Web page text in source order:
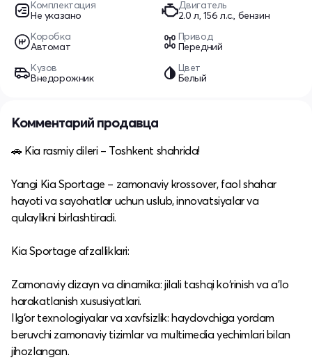
Комплектация
Не указано
Двигатель
2.0 л, 156 л.с., бензин
Коробка
Автомат
Привод
Передний
Кузов
Внедорожник
Цвет
Белый
Комментарий продавца
🚗 Kia rasmiy dileri – Toshkent shahrida!
Yangi Kia Sportage – zamonaviy krossover, faol shahar
hayoti va sayohatlar uchun uslub, innovatsiyalar va
qulaylikni birlashtiradi.​
Kia Sportage afzalliklari:
Zamonaviy dizayn va dinamika: jilali tashqi ko‘rinish va a’lo
harakatlanish xususiyatlari.​
Ilg‘or texnologiyalar va xavfsizlik: haydovchiga yordam
beruvchi zamonaviy tizimlar va multimedia yechimlari bilan
jihozlangan.​